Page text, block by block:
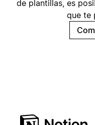
de plantillas, es
que te